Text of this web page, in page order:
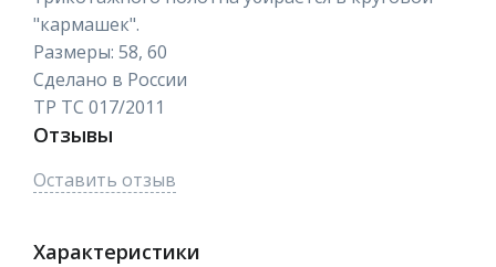
"кармашек".
Размеры: 58, 60
Сделано в России
ТР ТС 017/2011
Отзывы
Оставить отзыв
Характеристики